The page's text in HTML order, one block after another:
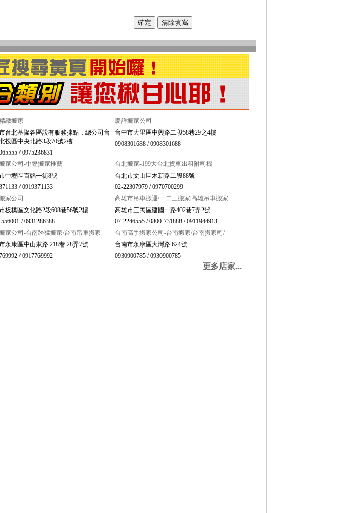
緻搬家
台北基隆各區設有服務據點，總公司台
投區中央北路3段70號2樓
/ 0975236831
慶詳搬家公司
台中市大里區中興路二段58巷29之4樓
0908301688 / 0908301688
家公司-中壢搬家推薦
中壢區百韜一街8號
/ 0919371133
台北搬家-199大台北貨車出租附司機
台北市文山區木新路二段88號
02-22307979 / 0970700299
家公司
板橋區文化路2段608巷56號2樓
/ 0931286388
高雄市吊車搬運/一二三搬家|高雄吊車搬家
高雄市三民區建國一路402巷7弄2號
07-2246555 / 0800-731888 / 0911944913
家公司-台南跨猛搬家/台南吊車搬家
永康區中山東路 218巷 28弄7號
/ 0917769992
台南高手搬家公司-台南搬家/台南搬家司/
台南市永康區大灣路 624號
0930900785 / 0930900785
更多店家...